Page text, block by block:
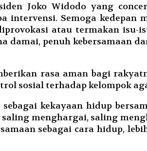
Joko Widodo yang
intervensi. Semoga kedepan
atau termakan isu-
penuh kebersamaan
rasa aman bagi
sosial terhadap kelompok
kekayaan hidup
menghargai, saling
sebagai cara hidup,